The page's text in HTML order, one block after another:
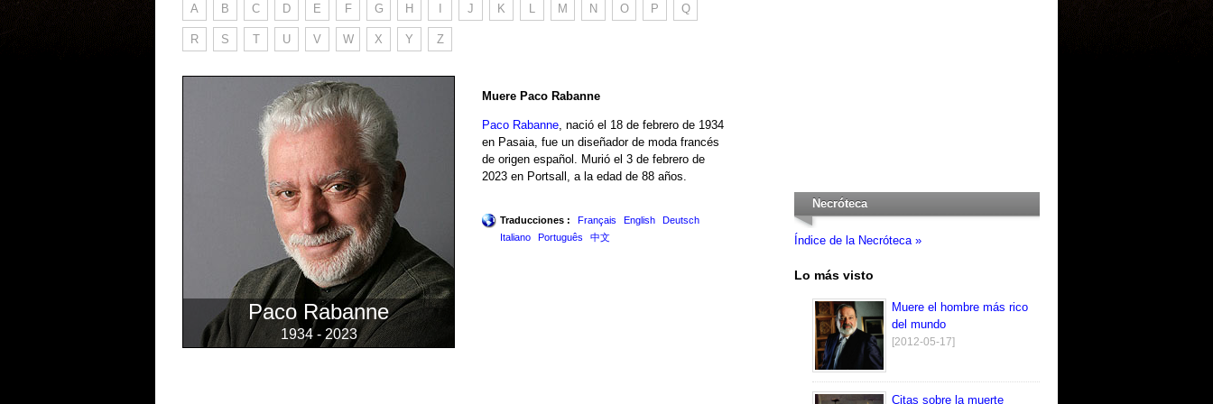
A B C D E F G H J K L M N O P Q
R S T U V W X Y Z
Paco Rabanne
1934 - 2023
Muere Paco Rabanne
Paco Rabanne , nació el 18 de febrero de 1934
en Pasaia, fue un diseñador de moda francés
de origen español. Murió el 3 de febrero de
2023 en Portsall, a la edad de 88 años.
Traducciones : Français English
Deutsch
Italiano
Português 中文
Necróteca
Índice de la Necróteca »
Lo más visto
Muere el hombre más rico
del mundo
[2012-05-17]
Citas sobre la muerte